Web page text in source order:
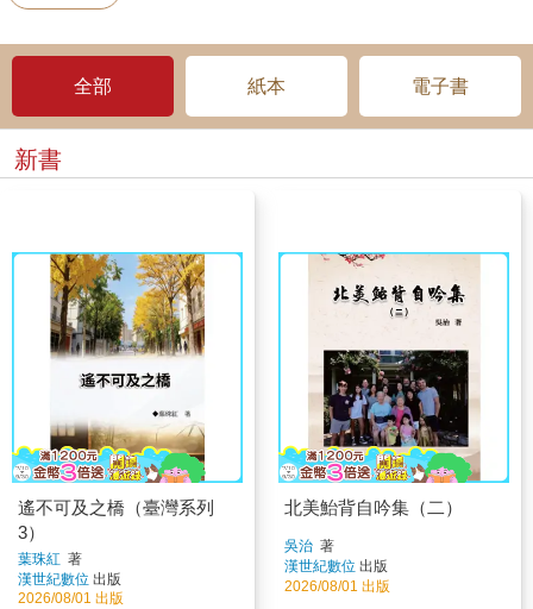
全部 紙本 電子書
新書
遙不可及之橋（臺灣系列
3）
葉珠紅 著
漢世紀數位 出版
2026/08/01 出版
北美鮐背自吟集（二）
吳治 著
漢世紀數位 出版
2026/08/01 出版